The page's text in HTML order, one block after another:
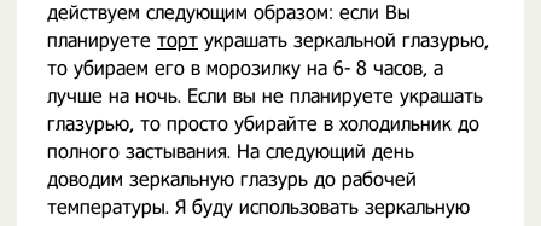
действуем следующим образом: если Вы
планируете торт украшать зеркальной глазурью,
то убираем его в морозилку на 6- 8 часов, а
лучше на ночь. Если вы не планируете украшать
глазурью, то просто убирайте в холодильник до
полного застывания. На следующий день
доводим зеркальную глазурь до рабочей
температуры. Я буду использовать зеркальную